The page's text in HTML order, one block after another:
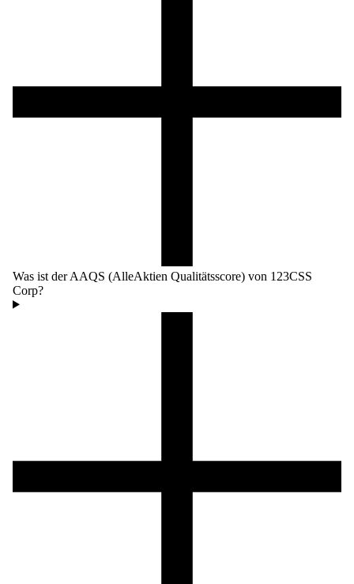
Was ist der AAQS (AlleAktien Qualitätsscore) von 123CSS
Corp?